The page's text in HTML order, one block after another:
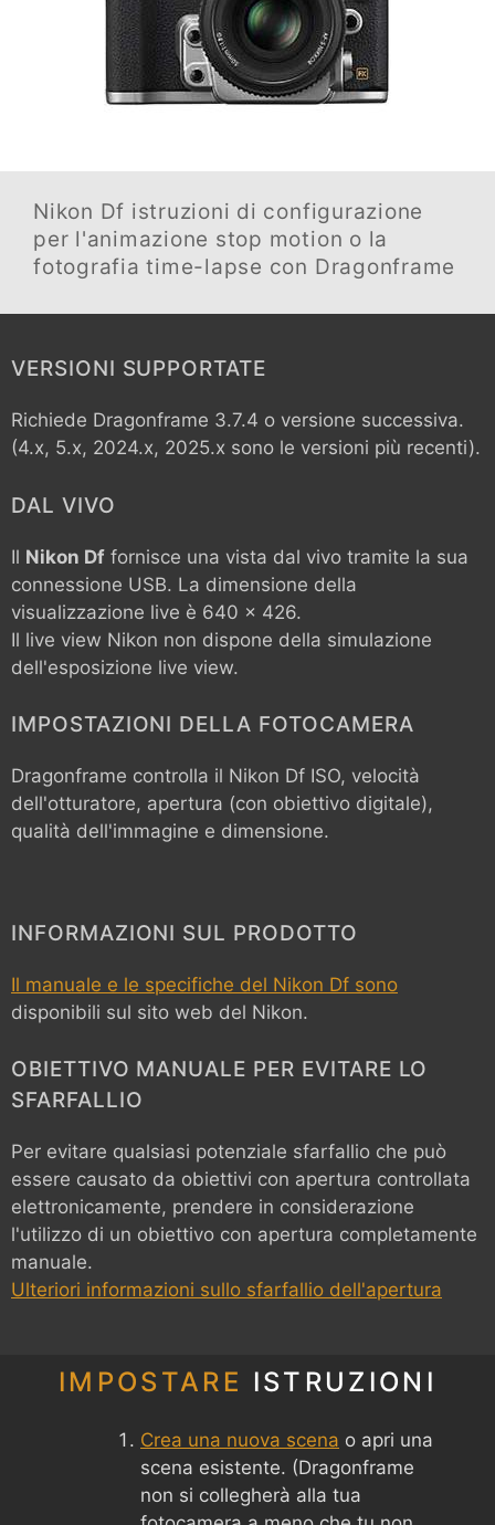
Nikon Df istruzioni di configurazione
per l'animazione stop motion o la
fotografia time-lapse con Dragonframe
VERSIONI SUPPORTATE
Richiede Dragonframe 3.7.4 o versione successiva.
(4.x, 5.x, 2024.x, 2025.x sono le versioni più recenti).
DAL VIVO
Il Nikon Df fornisce una vista dal vivo tramite la sua
connessione USB. La dimensione della
visualizzazione live è 640 x 426.
Il live view Nikon non dispone della simulazione
dell'esposizione live view.
IMPOSTAZIONI DELLA FOTOCAMERA
Dragonframe controlla il Nikon Df ISO, velocità
dell'otturatore, apertura (con obiettivo digitale),
qualità dell'immagine e dimensione.
INFORMAZIONI SUL PRODOTTO
Il manuale e le specifiche del Nikon Df sono
disponibili sul sito web del Nikon.
OBIETTIVO MANUALE PER EVITARE LO
SFARFALLIO
Per evitare qualsiasi potenziale sfarfallio che può
essere causato da obiettivi con apertura controllata
elettronicamente, prendere in considerazione
l'utilizzo di un obiettivo con apertura completamente
manuale.
Ulteriori informazioni sullo sfarfallio dell'apertura
IMPOSTARE ISTRUZIONI
Crea una nuova scena o apri una
scena esistente. (Dragonframe
non si collegherà alla tua